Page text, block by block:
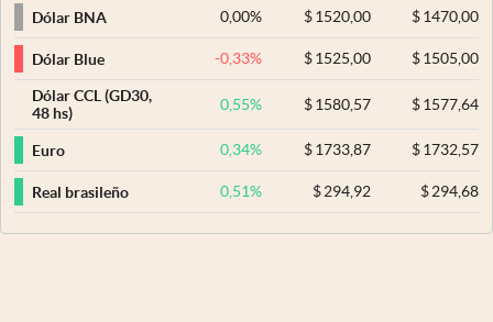
Dólar BNA
0,00% $ 1520,00 $1470,00
Dólar Blue -0,33% $ 1525,00 $1505,00
Dólar CCL (GD30,
48 hs)
0,55% $ 1580,57 $1577,64
Euro 0,34% $ 1733,87 $1732,57
Real brasileño 0,51% $294,92 $294,68